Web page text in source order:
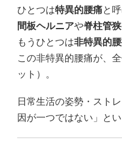
ひとつは特異的腰痛と
間板ヘルニアや脊柱管
もうひとつは非特異的
この非特異的腰痛が、
ット ）。
日常生活の姿勢・スト
因が一つではない」と